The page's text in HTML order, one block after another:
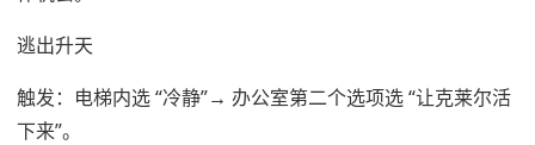
逃出升天
触发：电梯内选 “冷静”→ 办公室第二个选项选 “让克莱尔活
下来”。